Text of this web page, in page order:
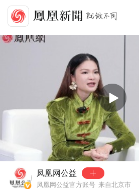
00:00
凤凰网公益
凤凰网公益官方账号 来自北京市